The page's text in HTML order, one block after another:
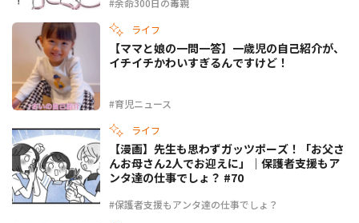
#余命300日の毒親
ライフ
#育児ニュース
【ママと娘の一問一答】一歳児の自己紹介が、
イチイチかわいすぎるんですけど！
ライフ
#保護者支援もアンタ達の仕事でしょ？
【漫画】先生も思わずガッツポーズ！「お父さ
んお母さん2人でお迎えに」｜保護者支援もア
ンタ達の仕事でしょ？ #70